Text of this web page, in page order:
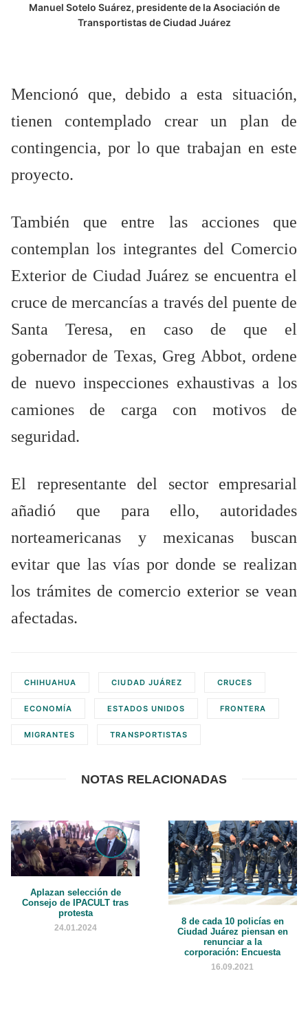
Manuel Sotelo Suárez, presidente de la Asociación de
Transportistas de Ciudad Juárez
Mencionó que, debido a esta situación,
tienen contemplado crear un plan de
contingencia, por lo que trabajan en este
proyecto.
También que entre las acciones que
contemplan los integrantes del Comercio
Exterior de Ciudad Juárez se encuentra el
cruce de mercancías a través del puente de
Santa Teresa, en caso de que el
gobernador de Texas, Greg Abbot, ordene
de nuevo inspecciones exhaustivas a los
camiones de carga con motivos de
seguridad.
El representante del sector empresarial
añadió que para ello, autoridades
norteamericanas y mexicanas buscan
evitar que las vías por donde se realizan
los trámites de comercio exterior se vean
afectadas.
CHIHUAHUA CIUDAD JUÁREZ CRUCES
ECONOMÍA ESTADOS UNIDOS FRONTERA
MIGRANTES TRANSPORTISTAS
NOTAS RELACIONADAS
Aplazan selección de
Consejo de IPACULT tras
protesta
24.01.2024
8 de cada 10 policías en
Ciudad Juárez piensan en
renunciar a la
corporación: Encuesta
16.09.2021